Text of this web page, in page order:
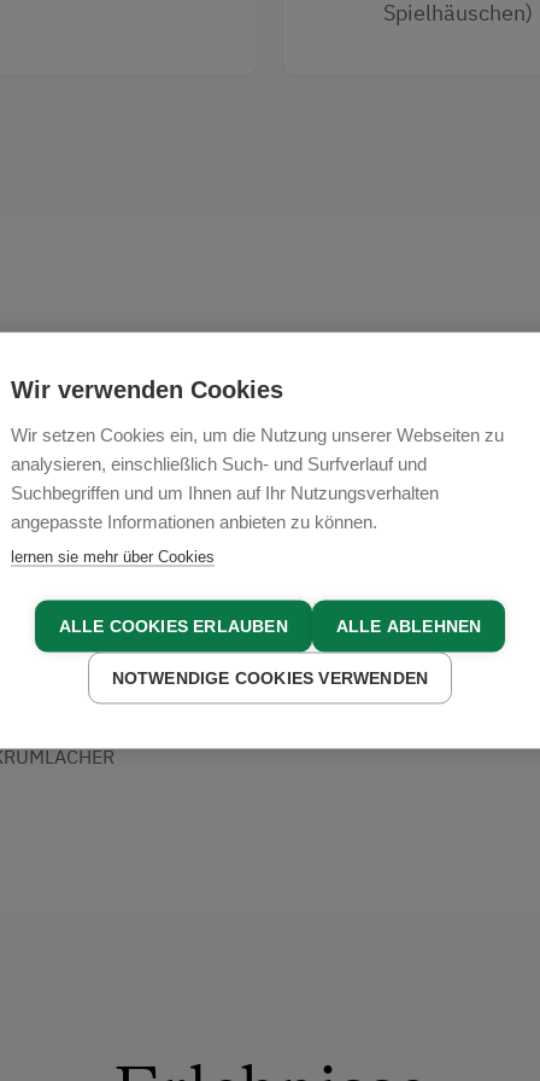
Spielhäuschen)
Huabn" schafft es
Gästen und auch
Druck und
Unsere Gäste sind
entspannt und kommen
Wir verwenden Cookies
Wir setzen Cookies ein, um die Nutzung unserer Webseiten zu
analysieren, einschließlich Such- und Surfverlauf und
Suchbegriffen und um Ihnen auf Ihr Nutzungsverhalten
angepasste Informationen anbieten zu können.
lernen sie mehr über Cookies
ALLE COOKIES ERLAUBEN ALLE ABLEHNEN
NOTWENDIGE COOKIES VERWENDEN